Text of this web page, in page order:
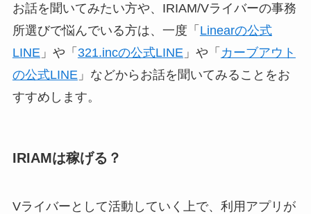
お話を聞いてみたい方や、IRIAM/Vライバーの事務
所選びで悩んでいる方は、一度「 Linearの公式
LINE」や「 321.incの公式LINE」や「 カーブアウト
の公式LINE」などからお話を聞いてみることをお
すすめします。
IRIAMは稼げる？
Vライバーとして活動していく上で、利用アプリが